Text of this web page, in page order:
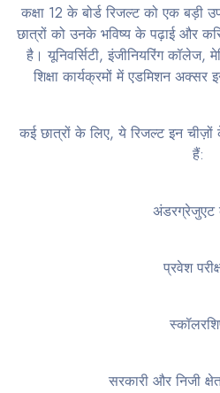
कक्षा 12 के बोर्ड रिजल्ट को एक बड़ी
छात्रों को उनके भविष्य के पढ़ाई और
है। यूनिवर्सिटी, इंजीनियरिंग
शिक्षा कार्यक्रमों में एडमिशन अक्सर
कई छात्रों के लिए, ये रिजल्ट इन
हैं:
अंडरग्रेजुएट
प्रवेश
सरकारी और निजी